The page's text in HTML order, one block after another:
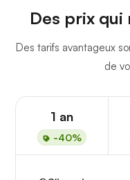
Des prix qui
Des tarifs avantageux
de
1 an
-40%